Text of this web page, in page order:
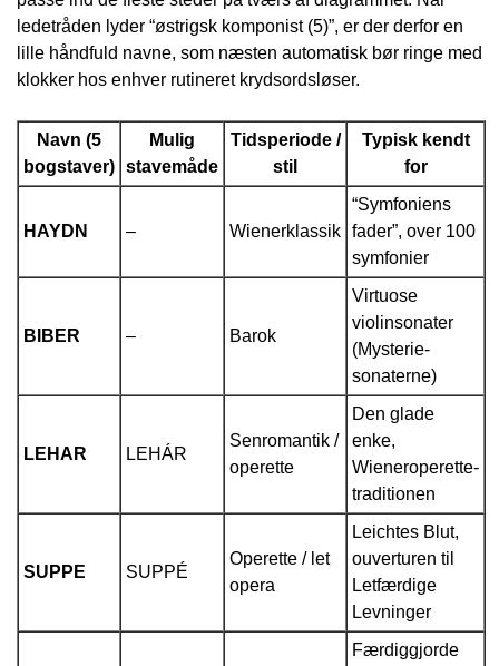
ledetråden lyder “østrigsk komponist (5)”, er der derfor en
lille håndfuld navne, som næsten automatisk bør ringe med
klokker hos enhver rutineret krydsordsløser.
Navn (5
bogstaver)
Mulig
stavemåde
Tidsperiode /
stil
Typisk kendt
for
HAYDN – Wienerklassik
“Symfoniens
fader”, over 100
symfonier
BIBER – Barok
Virtuose
violinsonater
(Mysterie-
sonaterne)
LEHAR LEHÁR
Senromantik /
operette
Den glade
enke,
Wieneroperette-
traditionen
SUPPE SUPPÉ
Operette / let
opera
Leichtes Blut,
ouverturen til
Letfærdige
Levninger
Færdiggjorde